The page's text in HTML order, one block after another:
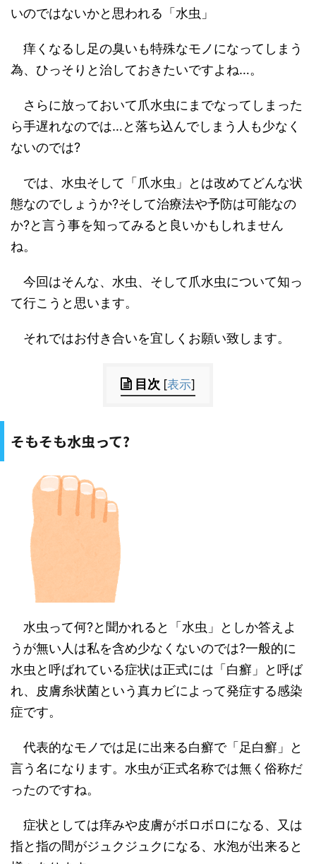
いのではないかと思われる「水虫」
痒くなるし足の臭いも特殊なモノになってしまう
為、ひっそりと治しておきたいですよね…。
さらに放っておいて爪水虫にまでなってしまった
ら手遅れなのでは…と落ち込んでしまう人も少なく
ないのでは?
では、水虫そして「爪水虫」とは改めてどんな状
態なのでしょうか?そして治療法や予防は可能なの
か?と言う事を知ってみると良いかもしれません
ね。
今回はそんな、水虫、そして爪水虫について知っ
て行こうと思います。
それではお付き合いを宜しくお願い致します。
目次 [表示]
そもそも水虫って?
水虫って何?と聞かれると「水虫」としか答えよ
うが無い人は私を含め少なくないのでは?一般的に
水虫と呼ばれている症状は正式には「白癬」と呼ば
れ、皮膚糸状菌という真カビによって発症する感染
症です。
代表的なモノでは足に出来る白癬で「足白癬」と
言う名になります。水虫が正式名称では無く俗称だ
ったのですね。
症状としては痒みや皮膚がボロボロになる、又は
指と指の間がジュクジュクになる、水泡が出来ると